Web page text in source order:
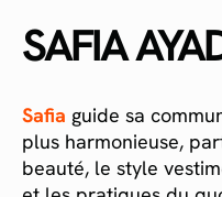
SAFIA
Safia guide sa
plus harmonieuse,
beauté, le style